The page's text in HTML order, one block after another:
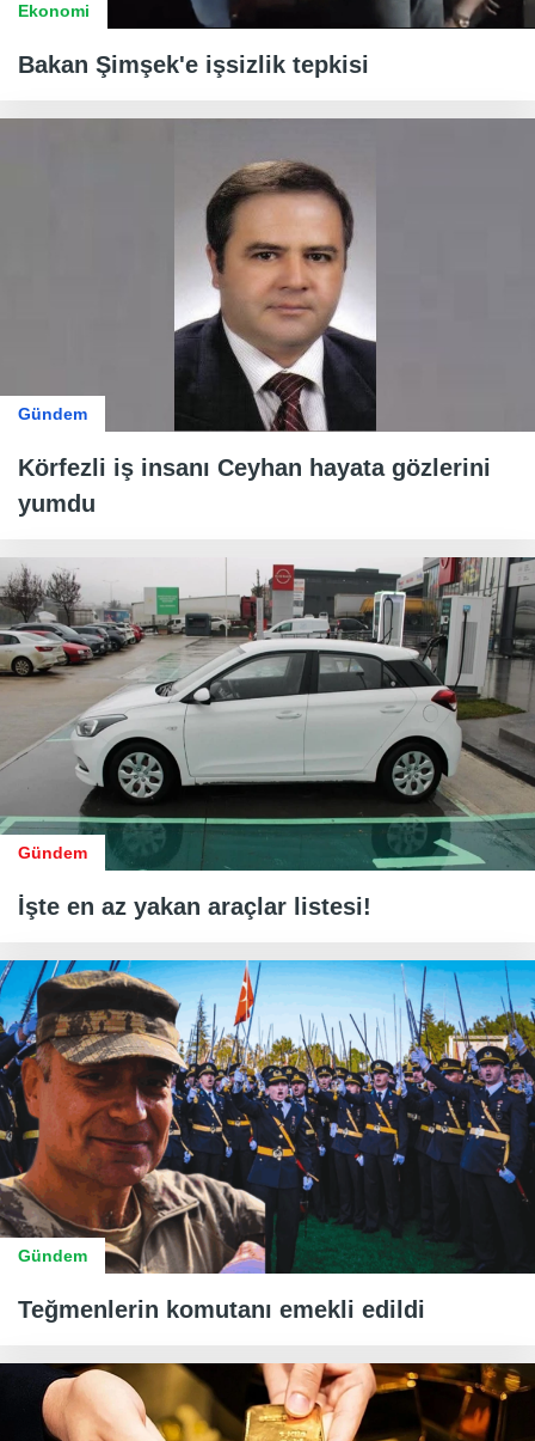
Ekonomi
Bakan Şimşek'e işsizlik tepkisi
Gündem
Körfezli iş insanı Ceyhan hayata gözlerini
yumdu
Gündem
İşte en az yakan araçlar listesi!
Gündem
Teğmenlerin komutanı emekli edildi